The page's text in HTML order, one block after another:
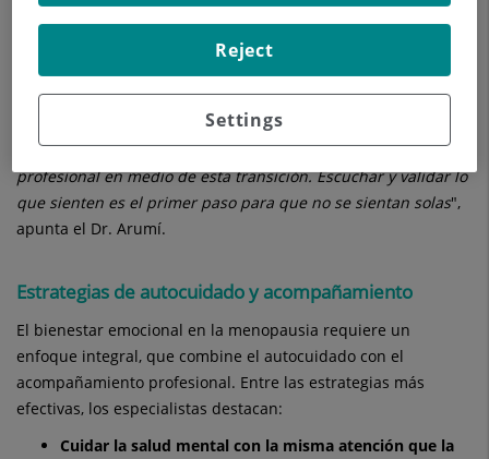
Reconocerlo y hablar de ello abiertamente es el primer paso
para prevenir complicaciones como la depresión o la
El cuerpo cambia, pero también lo hace la manera de
sentirse. Algunas mujeres se preocupan por su energía o su
ánimo, otras por cómo equilibrar su vida personal y
profesional en medio de esta transición. Escuchar y validar lo
que sienten es el primer paso para que no se sientan solas",
apunta el Dr. Arumí.
Estrategias de autocuidado y acompañamiento
El bienestar emocional en la menopausia requiere un
enfoque integral, que combine el autocuidado con el
acompañamiento profesional. Entre las estrategias más
efectivas, los especialistas destacan:
Cuidar la salud mental con la misma atención que la
Settings
Reject